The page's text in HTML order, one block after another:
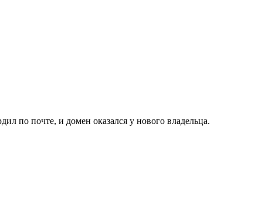
по почте, и домен оказался у нового владельца.